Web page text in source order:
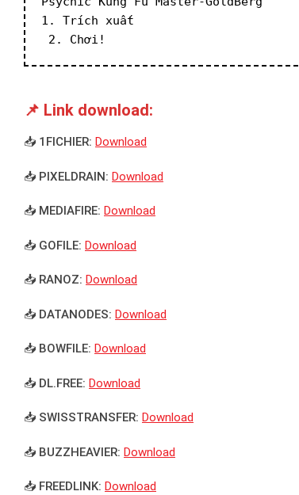
1. Trích xuất
2. Chơi!
📌 Link download:
📥 1FICHIER: Download
📥 PIXELDRAIN: Download
📥 MEDIAFIRE: Download
📥 GOFILE: Download
📥 RANOZ: Download
📥 DATANODES: Download
📥 BOWFILE: Download
📥 DL.FREE: Download
📥 SWISSTRANSFER: Download
📥 BUZZHEAVIER: Download
📥 FREEDLINK: Download